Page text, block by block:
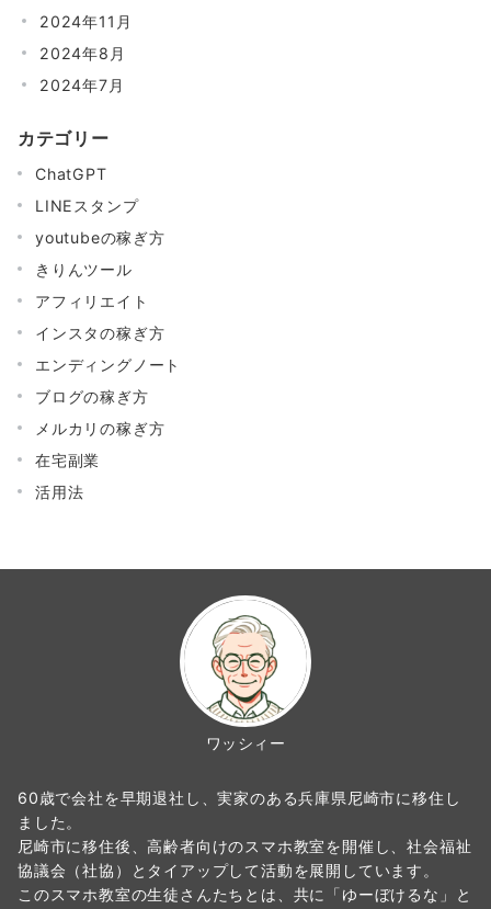
2024年11月
2024年8月
2024年7月
カテゴリー
ChatGPT
LINEスタンプ
youtubeの稼ぎ方
きりんツール
アフィリエイト
インスタの稼ぎ方
エンディングノート
ブログの稼ぎ方
メルカリの稼ぎ方
在宅副業
活用法
ワッシィー
60歳で会社を早期退社し、実家のある兵庫県尼崎市に移住し
ました。
尼崎市に移住後、高齢者向けのスマホ教室を開催し、社会福祉
協議会（社協）とタイアップして活動を展開しています。
このスマホ教室の生徒さんたちとは、共に「ゆーぼけるな」と